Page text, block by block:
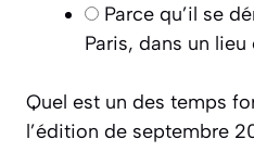
Parce qu’il se
Paris, dans un lieu
Quel est un des temps
l’édition de septembre